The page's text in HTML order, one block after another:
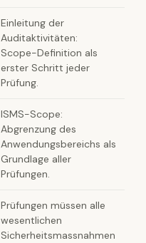
Einleitung der
Auditaktivitäten:
Scope-Definition als
erster Schritt jeder
Prüfung.
ISMS-Scope:
Abgrenzung des
Anwendungsbereichs als
Grundlage aller
Prüfungen.
Prüfungen müssen alle
wesentlichen
Sicherheitsmassnahmen